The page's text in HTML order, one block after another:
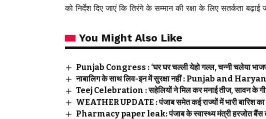
को निर्देश दिए जाएं कि तिरंगे के सम्मान की रक्षा के लिए सतर्कता बढ़ाई
You Might Also Like
Punjab Congress : ‘घर घर चल्ली येहो गल्ल, चन्नी चलेया
नाबालिग के साथ लिव-इन में सुरक्षा नहीं : Punjab and
Teej Celebration : सहेलियों ने मिल कर मनाई तीज, सावन के
WEATHER UPDATE : पंजाब समेत कई राज्यों में भारी बारिश का
Pharmacy paper leak: पंजाब के स्वास्थ्य मंत्री हरजोत बैंस